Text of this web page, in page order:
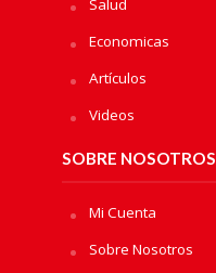
Salud
Economicas
Artículos
Videos
SOBRE NOSOTROS
Mi Cuenta
Sobre Nosotros